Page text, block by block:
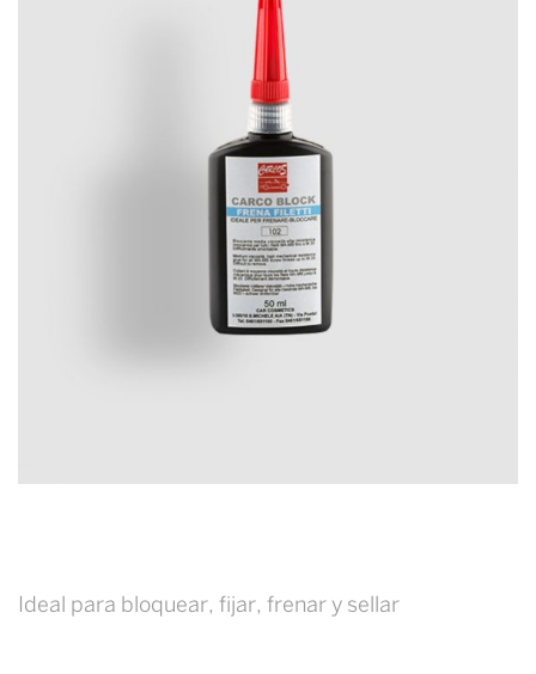
Ideal para bloquear, fijar, frenar y sellar